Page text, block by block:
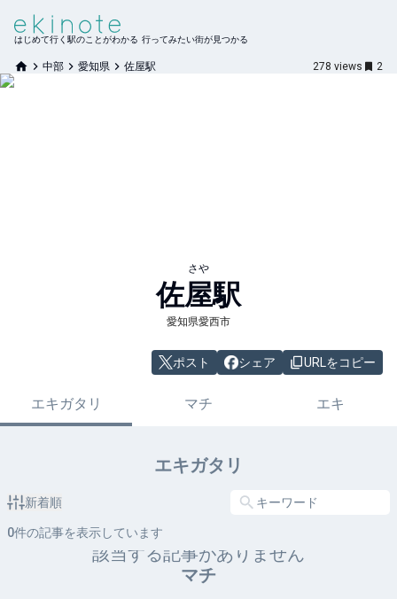
はじめて行く駅のことがわかる 行ってみたい街が見つかる
中部 愛知県 佐屋駅 278 views 2
さや
佐屋駅
愛知県愛西市
ポスト シェア URLをコピー
エキガタリ マチ エキ
エキガタリ
新着順
0件の記事を表示しています
該当する記事がありません
マチ